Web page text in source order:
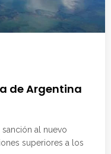
de Argentina
al nuevo
superiores a los